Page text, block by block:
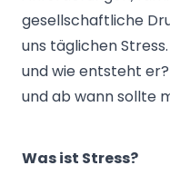
gesellschaftliche
uns täglichen
und wie entsteht
und ab wann sollte
Was ist Stress?